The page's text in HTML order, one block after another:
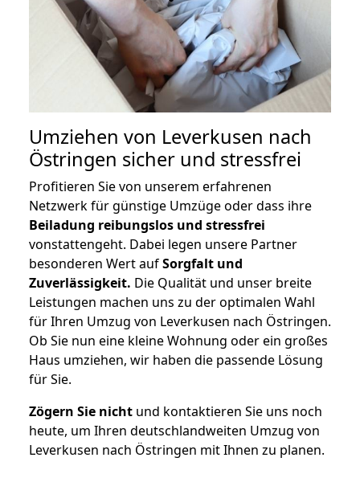
Umziehen von Leverkusen nach
Östringen sicher und stressfrei
Profitieren Sie von unserem erfahrenen
Netzwerk für günstige Umzüge oder dass ihre
Beiladung reibungslos und stressfrei
vonstattengeht. Dabei legen unsere Partner
besonderen Wert aufSorgfalt und
Zuverlässigkeit. Die Qualität und unser breite
Leistungen machen uns zu der optimalen Wahl
für Ihren Umzug von Leverkusen nach Östringen.
Ob Sie nun eine kleine Wohnung oder ein großes
Haus umziehen, wir haben die passende Lösung
für Sie.
Zögern Sie nicht und kontaktieren Sie uns noch
heute, um Ihren deutschlandweiten Umzug von
Leverkusen nach Östringen mit Ihnen zu planen.